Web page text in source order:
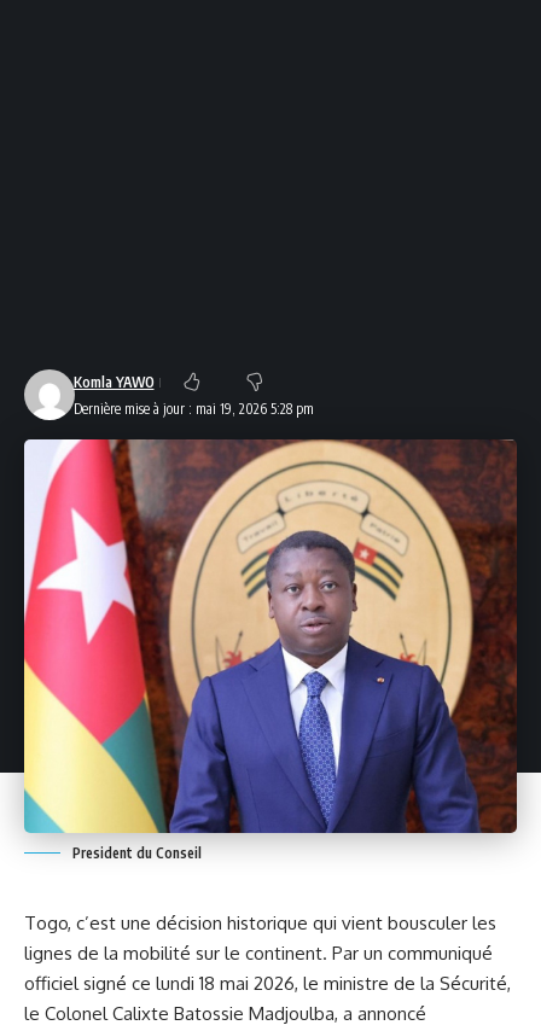
Dernière mise à jour : mai 19, 2026 5:28 pm
Komla YAWO
President du Conseil
Togo, c’est une décision historique qui vient bousculer les
lignes de la mobilité sur le continent. Par un communiqué
officiel signé ce lundi 18 mai 2026, le ministre de la Sécurité,
le Colonel Calixte Batossie Madjoulba, a annoncé